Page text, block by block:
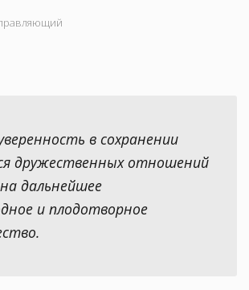
в сохранении
дружественных отношений
дальнейшее
и плодотворное